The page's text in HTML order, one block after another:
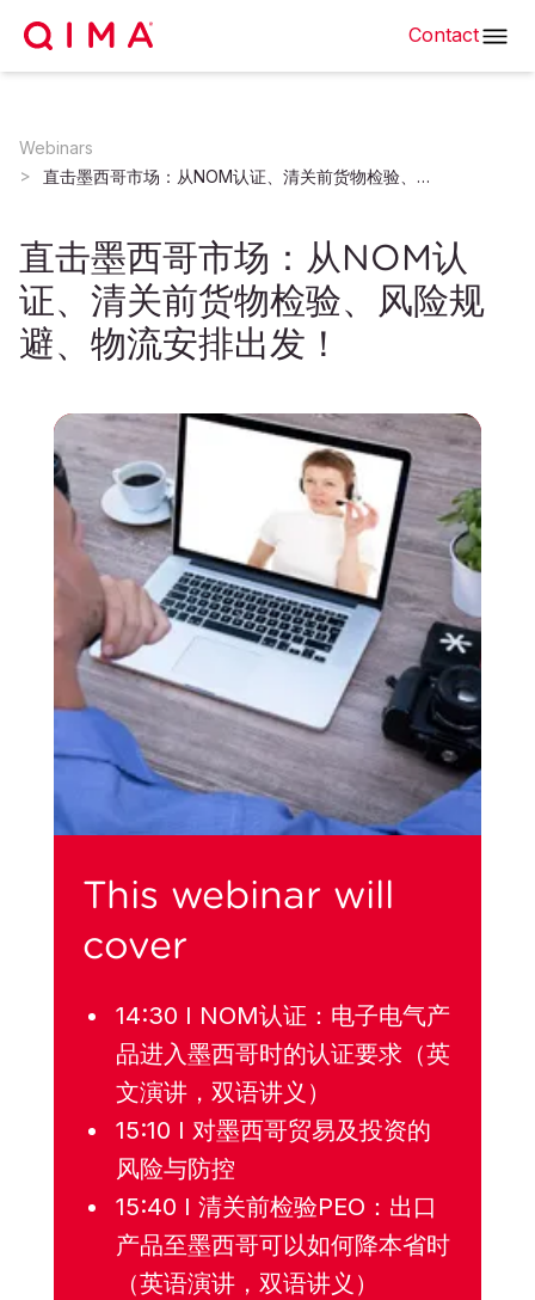
Contact
Webinars
直击墨西哥市场：从NOM认证、清关前货物检验、风险规避、物流安排出发！
直击墨西哥市场：从NOM认
证、清关前货物检验、风险规
避、物流安排出发！
This webinar will
cover
14:30 I NOM认证：电子电气产
品进入墨西哥时的认证要求（英
文演讲，双语讲义）
15:10 I 对墨西哥贸易及投资的
风险与防控
15:40 I 清关前检验PEO：出口
产品至墨西哥可以如何降本省时
（英语演讲，双语讲义）